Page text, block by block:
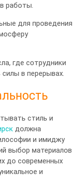
работы.
для проведения
где сотрудники
в перерывах.
стиль и
должна
и имиджу
выбор материалов
до современных
и